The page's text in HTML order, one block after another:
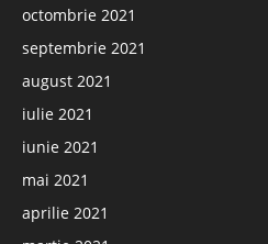
octombrie 2021
septembrie 2021
august 2021
iulie 2021
iunie 2021
mai 2021
aprilie 2021